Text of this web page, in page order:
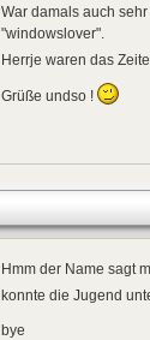
War damals auch
"windowslover".
Herrje waren das
Grüße undso !
Hmm der Name sagt
konnte die Jugend
bye